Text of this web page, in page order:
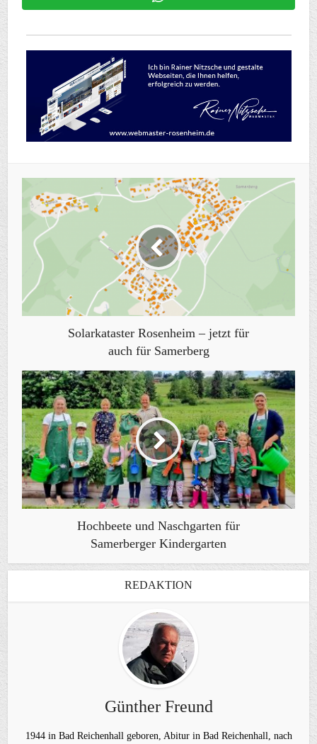
Solarkataster Rosenheim – jetzt für
auch für Samerberg
Hochbeete und Naschgarten für
Samerberger Kindergarten
REDAKTION
Günther Freund
1944 in Bad Reichenhall geboren, Abitur in Bad Reichenhall, nach